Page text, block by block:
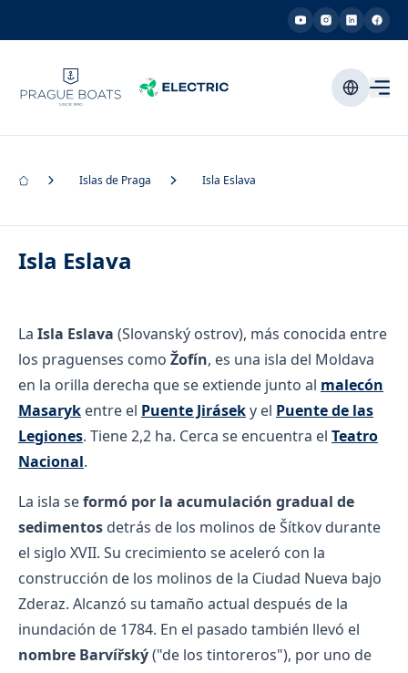
Islas de Praga Isla Eslava
Isla Eslava
La Isla Eslava (Slovanský ostrov), más conocida entre
los praguenses como Žofín, es una isla del Moldava
en la orilla derecha que se extiende junto al malecón
Masaryk entre el Puente Jiráseky el Puente de las
Legiones. Tiene 2,2 ha. Cerca se encuentra el Teatro
Nacional.
La isla seformó por la acumulación gradual de
sedimentos detrás de los molinos de Šítkov durante
el siglo XVII. Su crecimiento se aceleró con la
construcción de los molinos de la Ciudad Nueva bajo
Zderaz. Alcanzó su tamaño actual después de la
inundación de 1784. En el pasado también llevó el
nombre Barvířský("de los tintoreros"), por uno de